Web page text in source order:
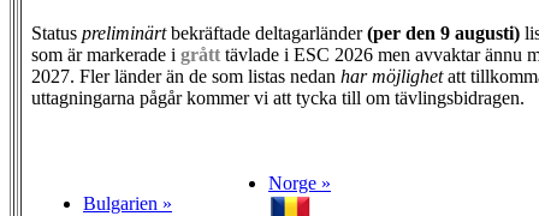
Status preliminärtbekräftade deltagarländer(per den 9 augusti)
som är markerade i grått tävlade i ESC 2026 men avvaktar ännu
2027. Fler länder än de som listas nedan har möjlighetatt
uttagningarna pågår kommer vi att tycka till om tävlingsbidragen.
Bulgarien »
Norge »